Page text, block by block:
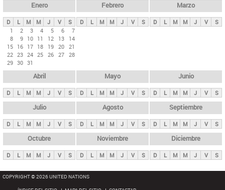
ds
p
n
i
p
a
l
s
Enero
D L M M J V
S
1
2 3 4 5 6
7
8
9 10 11 12 13
14
15 16 17 18 19 20 21
22 23 24 25 26 27 28
29 30 31
Febrero
D L M M J V S
Marzo
D L M M J V S
Abril
D L M M J V S
Mayo
D L M M J V S
Junio
D L M M J V S
Julio
D L M M J V S
Agosto
D L M M J V S
Septiembre
D L M M J V S
Octubre
D L M M J V S
Noviembre
D L M M J V S
Diciembre
D L M M J V S
COPYRIGHT © 2026 UNITED NATIONS